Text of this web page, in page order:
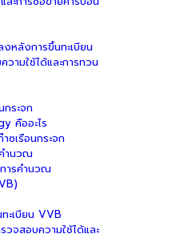
งหลังการขึ้นทะเบียน
วามใช้ได้และการทวน
กระจก
คืออะไร
ซเรือนกระจก
ำนวณ
ารคำนวณ
ะเบียน VVB
วจสอบความใช้ได้และ